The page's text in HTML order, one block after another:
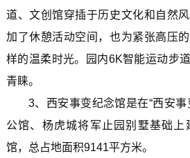
道、文创馆穿插于历史文化和自然
加了休憩活动空间，也为紧张高压
样的温柔时光。园内6K智能运动步
青睐。
3、西安事变纪念馆是在“西安
公馆、杨虎城将军止园别墅基础
馆，总占地面积9141平方米。